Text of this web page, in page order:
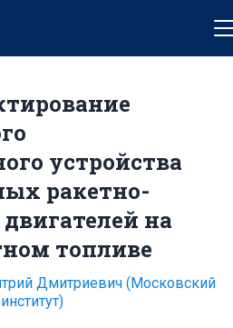
устройства
ракетно-
на
топливе
Дмитриевич (Московский